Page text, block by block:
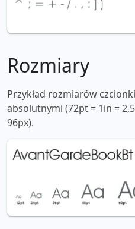
Rozmiary
Przykład rozmiarów
absolutnymi (72pt = 1in =
96px).